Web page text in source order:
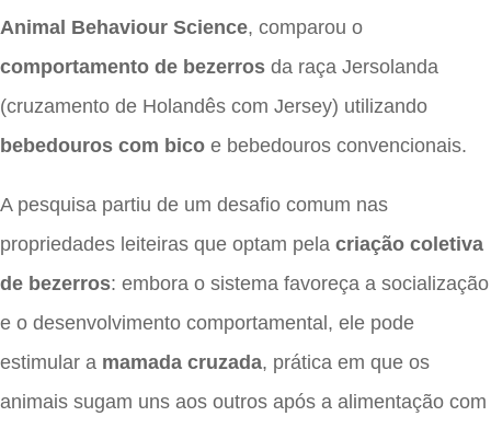
Animal Behaviour Science, comparou o
comportamento de bezerros da raça Jersolanda
(cruzamento de Holandês com Jersey) utilizando
bebedouros com bico e bebedouros convencionais.
A pesquisa partiu de um desafio comum nas
propriedades leiteiras que optam pela criação coletiva
de bezerros: embora o sistema favoreça a socialização
e o desenvolvimento comportamental, ele pode
estimular a mamada cruzada, prática em que os
animais sugam uns aos outros após a alimentação com